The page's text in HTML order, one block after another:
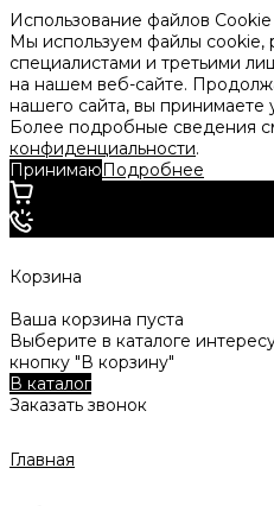
Использование файлов Cookie
Мы используем файлы cookie,
специалистами и третьими
на нашем веб-сайте.
нашего сайта, вы принимаете
Более подробные сведения
конфиденциальности.
ПринимаюПодробнее
Корзина
Ваша корзина пуста
Выберите в каталоге
кнопку "В корзину"
В каталог
Заказать звонок
Главная